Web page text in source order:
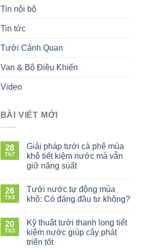
Tin nội bộ
Tin tức
Tưới Cảnh Quan
Van & Bộ Điều Khiển
Video
BÀI VIẾT MỚI
28
Th7
Giải pháp tưới cà phê mùa
khô tiết kiệm nước mà vẫn
giữ năng suất
Giải
pháp
tưới
phê
mùa
khô
tiết
26
Th3
Tưới nước tự động mùa
khô: Có đáng đầu tư không?
Tưới
nước
tự
động
20
Th3
Kỹ thuật tưới thanh long tiết
kiệm nước giúp cây phát
triển tốt